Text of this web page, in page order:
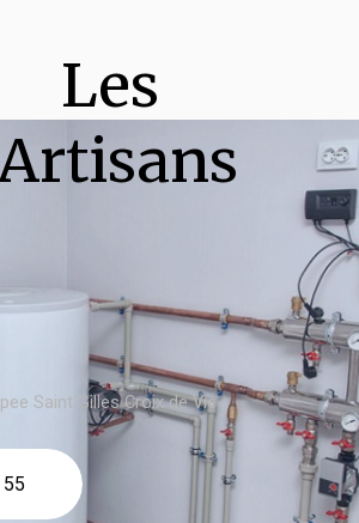
Les
Saint Gilles Croix de Vie